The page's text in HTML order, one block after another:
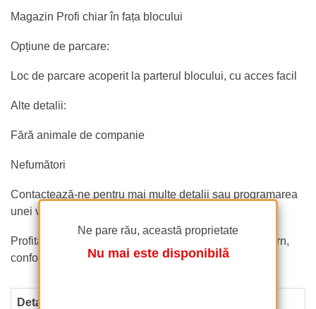
Ne pare rău, această proprietate
Nu mai este disponibilă
Magazin Profi chiar în fața blocului
Opțiune de parcare:
Loc de parcare acoperit la parterul blocului, cu acces facil
Alte detalii:
Fără animale de companie
Nefumători
Contactează-ne pentru mai multe detalii sau programarea
unei vizionări.
Profitați de ocazia de a locui într-un apartament modern,
confortabil și excelent poziționat!
Detalii proprietate